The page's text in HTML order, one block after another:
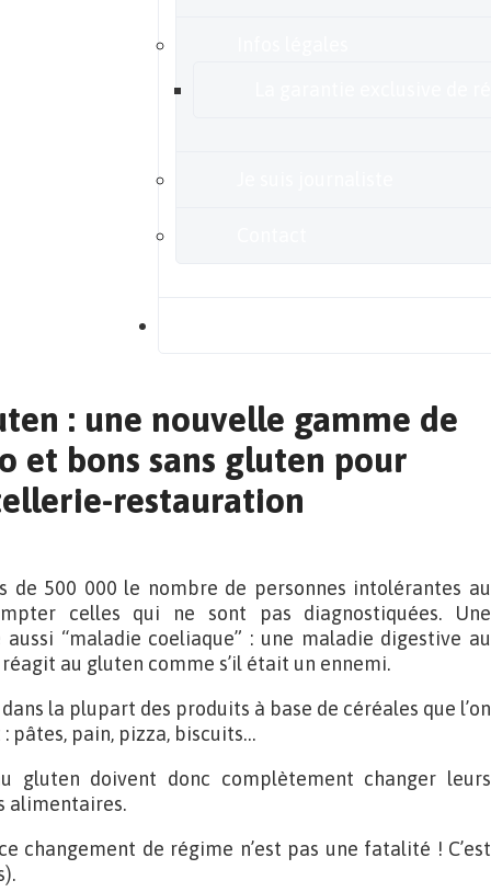
: une nouvelle gamme de
et bons sans gluten pour
restauration
de 500 000 le nombre de personnes intolérantes au
celles qui ne sont pas diagnostiquées. Une
“maladie coeliaque” : une maladie digestive au
au gluten comme s’il était un ennemi.
la plupart des produits à base de céréales que l’on
pâtes, pain, pizza, biscuits…
gluten doivent donc complètement changer leurs
alimentaires.
changement de régime n’est pas une fatalité ! C’est